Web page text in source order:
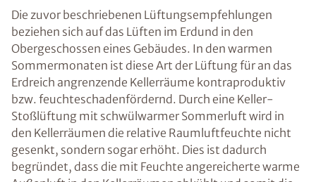
Die zuvor beschriebenen Lüftungsempfehlungen
beziehen sich auf das Lüften im Erdund in den
Obergeschossen eines Gebäudes. In den warmen
Sommermonaten ist diese Art der Lüftung für an das
Erdreich angrenzende Kellerräume kontraproduktiv
bzw. feuchteschadenfördernd. Durch eine Keller-
Stoßlüftung mit schwülwarmer Sommerluft wird in
den Kellerräumen die relative Raumluftfeuchte nicht
gesenkt, sondern sogar erhöht. Dies ist dadurch
begründet, dass die mit Feuchte angereicherte warme